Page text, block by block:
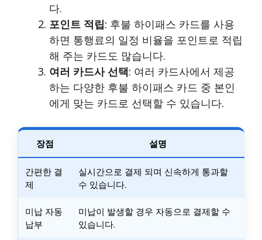
다.
포인트 적립: 후불 하이패스 카드를 사용
하면 통행료의 일정 비율을 포인트로 적립
해 주는 카드도 많습니다.
여러 카드사 선택: 여러 카드사에서 제공
하는 다양한 후불 하이패스 카드 중 본인
에게 맞는 카드로 선택할 수 있습니다.
장점 설명
간편한 결
제
실시간으로 결제 되며 신속하게 통과할
수 있습니다.
미납 자동
납부
미납이 발생할 경우 자동으로 결제할 수
있습니다.